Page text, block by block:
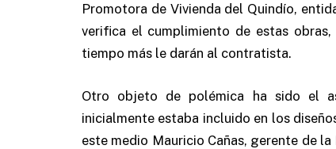
Promotora de Vivienda del Quindío,
verifica el cumplimiento de estas
tiempo más le darán al contratista.
Otro objeto de polémica ha sido el
inicialmente estaba incluido en los
este medio Mauricio Cañas, gerente de